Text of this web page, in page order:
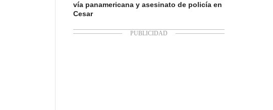
vía panamericana y asesinato de policía en
Cesar